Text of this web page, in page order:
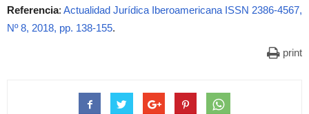
Referencia: Actualidad Jurídica Iberoamericana ISSN 2386-4567,
Nº 8, 2018, pp. 138-155.
print